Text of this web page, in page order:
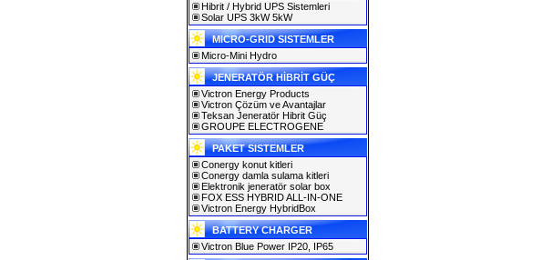
Hibrit / Hybrid UPS Sistemleri
Solar UPS 3kW 5kW
MICRO-GRID SISTEMLER
Micro-Mini Hydro
JENERATÖR HİBRİT GÜÇ
Victron Energy Products
Victron Çözüm ve Avantajlar
Teksan Jeneratör Hibrit Güç
GROUPE ELECTROGENE
PAKET SISTEMLER
Conergy konut kitleri
Conergy damla sulama kitleri
Elektronik jeneratör solar box
FOX ESS HYBRID ALL-IN-ONE
Victron Energy HybridBox
BATTERY CHARGER
Victron Blue Power IP20, IP65